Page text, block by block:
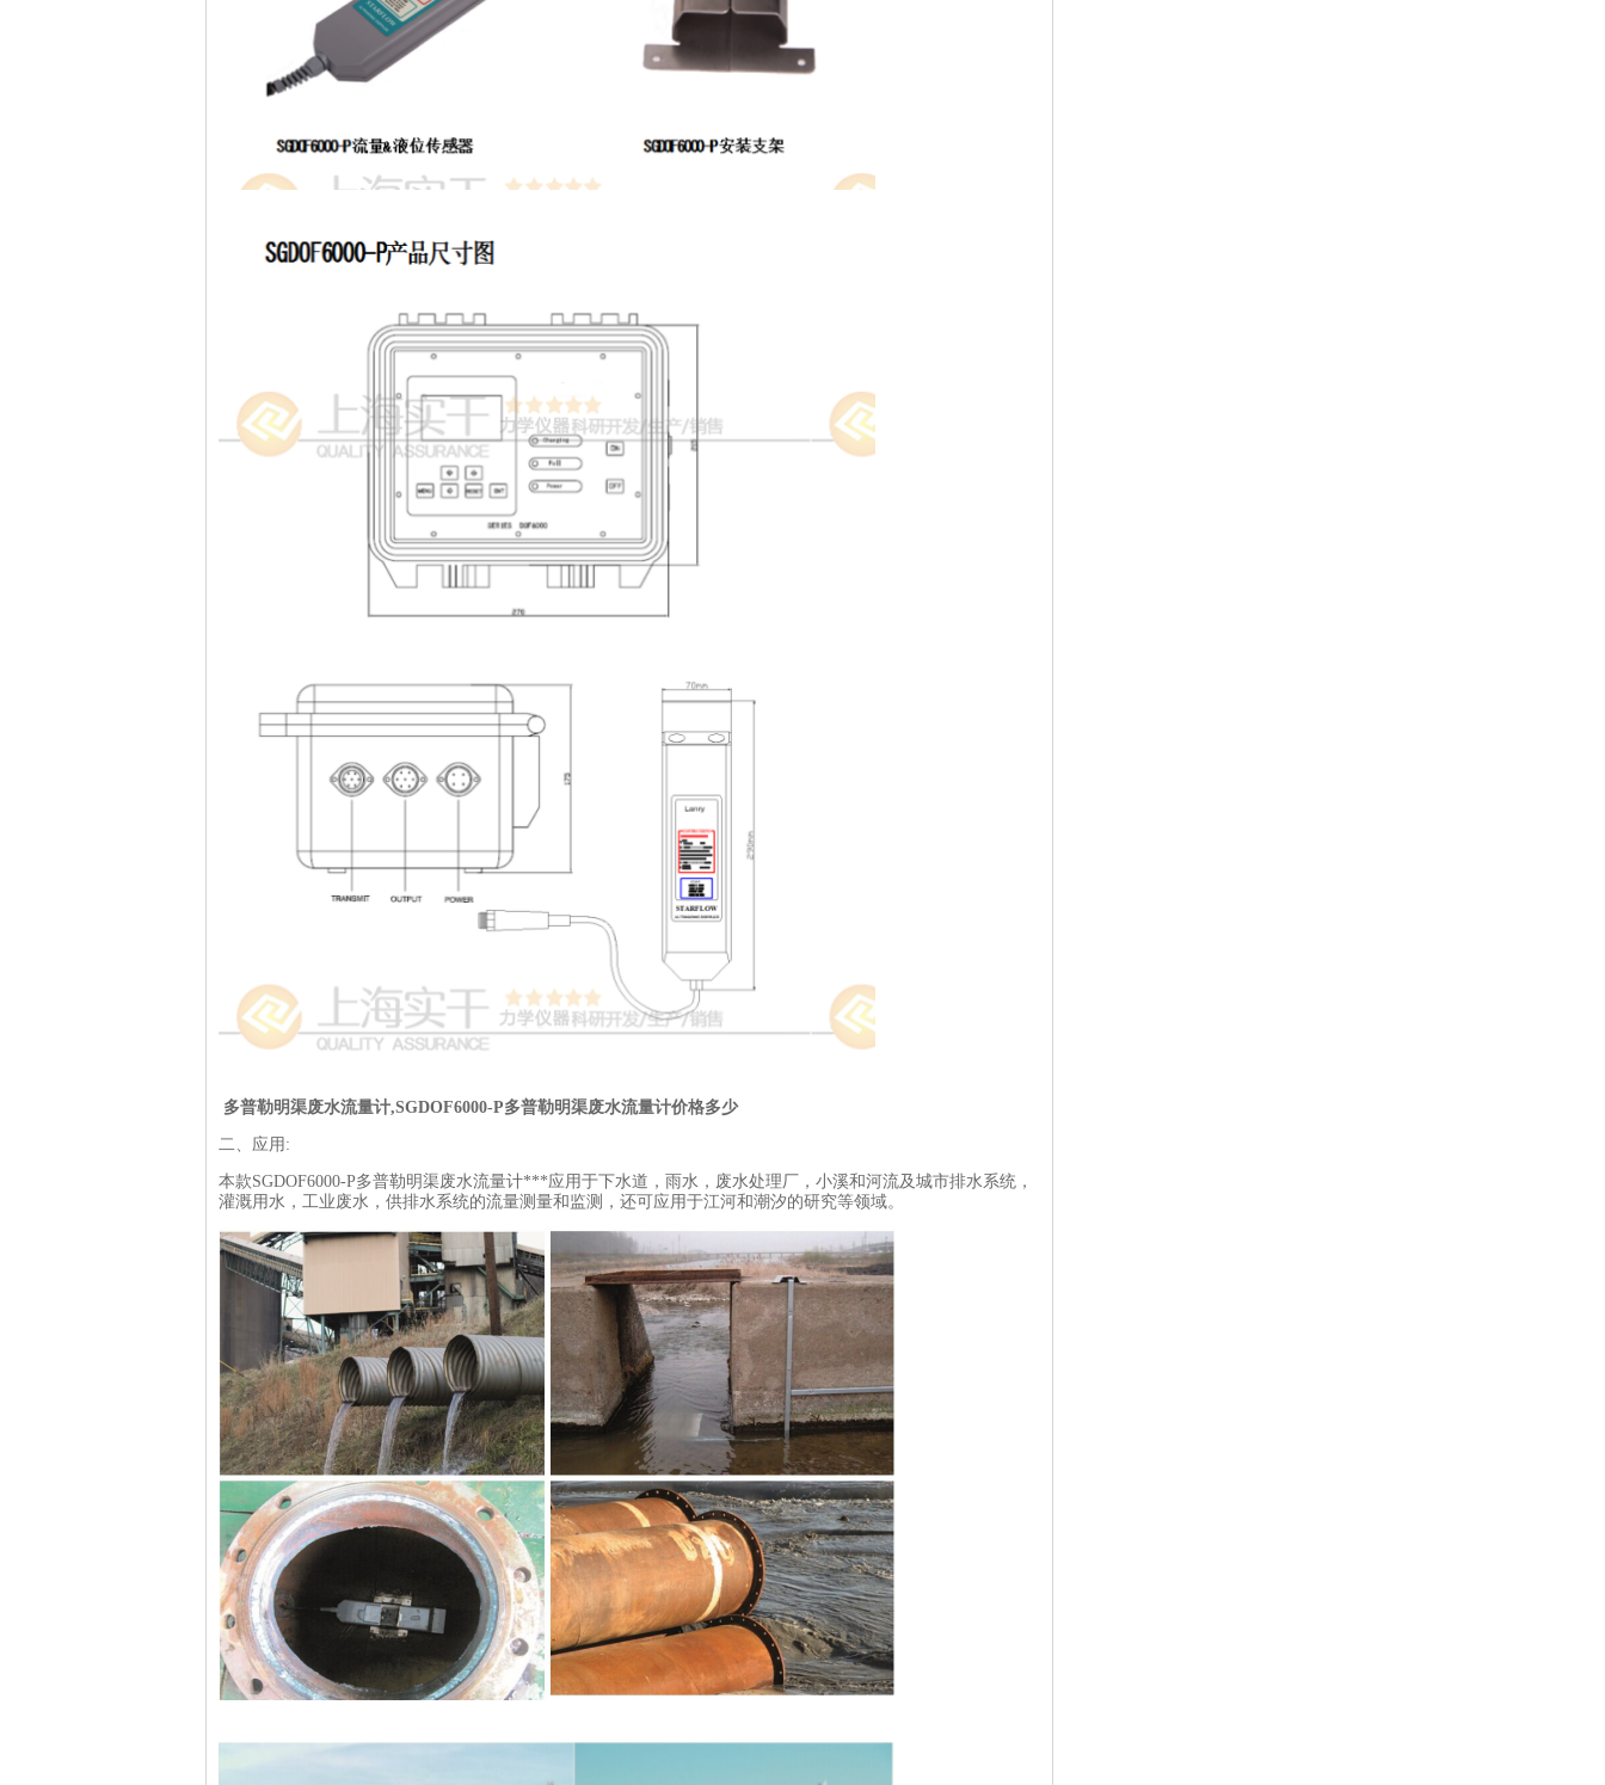
多普勒明渠废水流量计,SGDOF6000-P多普勒明渠废水流量计价格多少
二、应用:
本款SGDOF6000-P多普勒明渠废水流量计***应用于下水道，雨水，废水处理厂，小溪和河流及城市排水系统，
灌溉用水，工业废水，供排水系统的流量测量和监测，还可应用于江河和潮汐的研究等领域。